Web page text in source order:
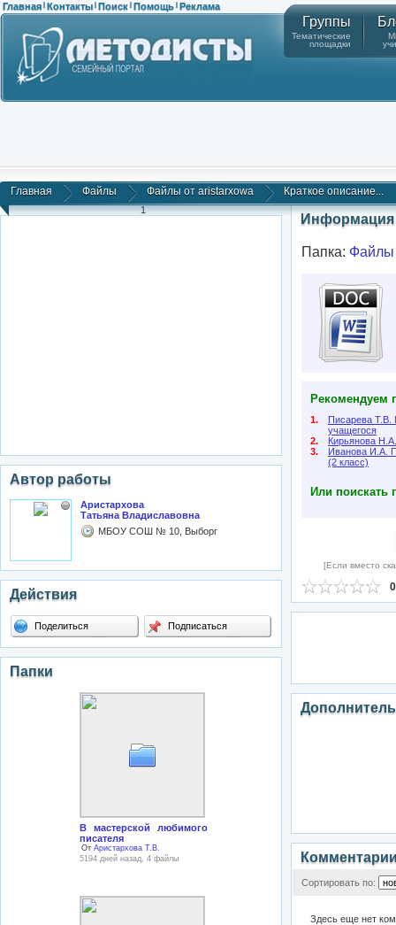
Главная | Контакты | Поиск | Помощь | Реклама
Группы
Тематические
площадки
Главная Файлы Файлы от aristarxowa Краткое описание...
1
Автор работы
Аристархова
Татьяна Владиславовна
МБОУ СОШ № 10, Выборг
Действия
Поделиться Подписаться
Папки
В мастерской любимого
писателя
От Аристархова Т.В.
5194 дней назад, 4 файлы
Информация
Папка: Файлы
Рекомендуем
1.
Писарева Т.В.
учащегося
2.
Кирьянова
3.
Иванова И.А.
(2 класс)
Или поискать
[Если вместо
Сортировать по:
Здесь еще нет